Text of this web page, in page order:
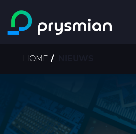
ga naar de
hoofdinhoud
Kruimelpad
HOME